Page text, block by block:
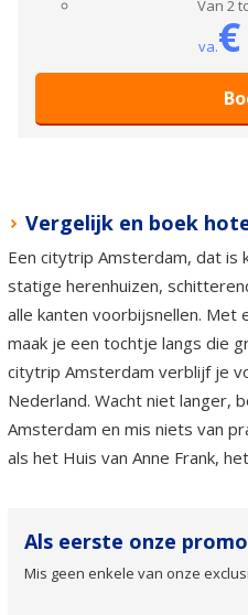
Van 2
va.
Vergelijk en boek
Een citytrip Amsterdam, dat is
statige herenhuizen,
alle kanten voorbijsnellen. Met
maak je een tochtje langs die
citytrip Amsterdam verblijf je
Nederland. Wacht niet langer,
Amsterdam en mis niets van
als het Huis van Anne Frank,
Als eerste onze
Mis geen enkele van onze